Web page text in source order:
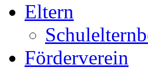
Eltern
Förderverein